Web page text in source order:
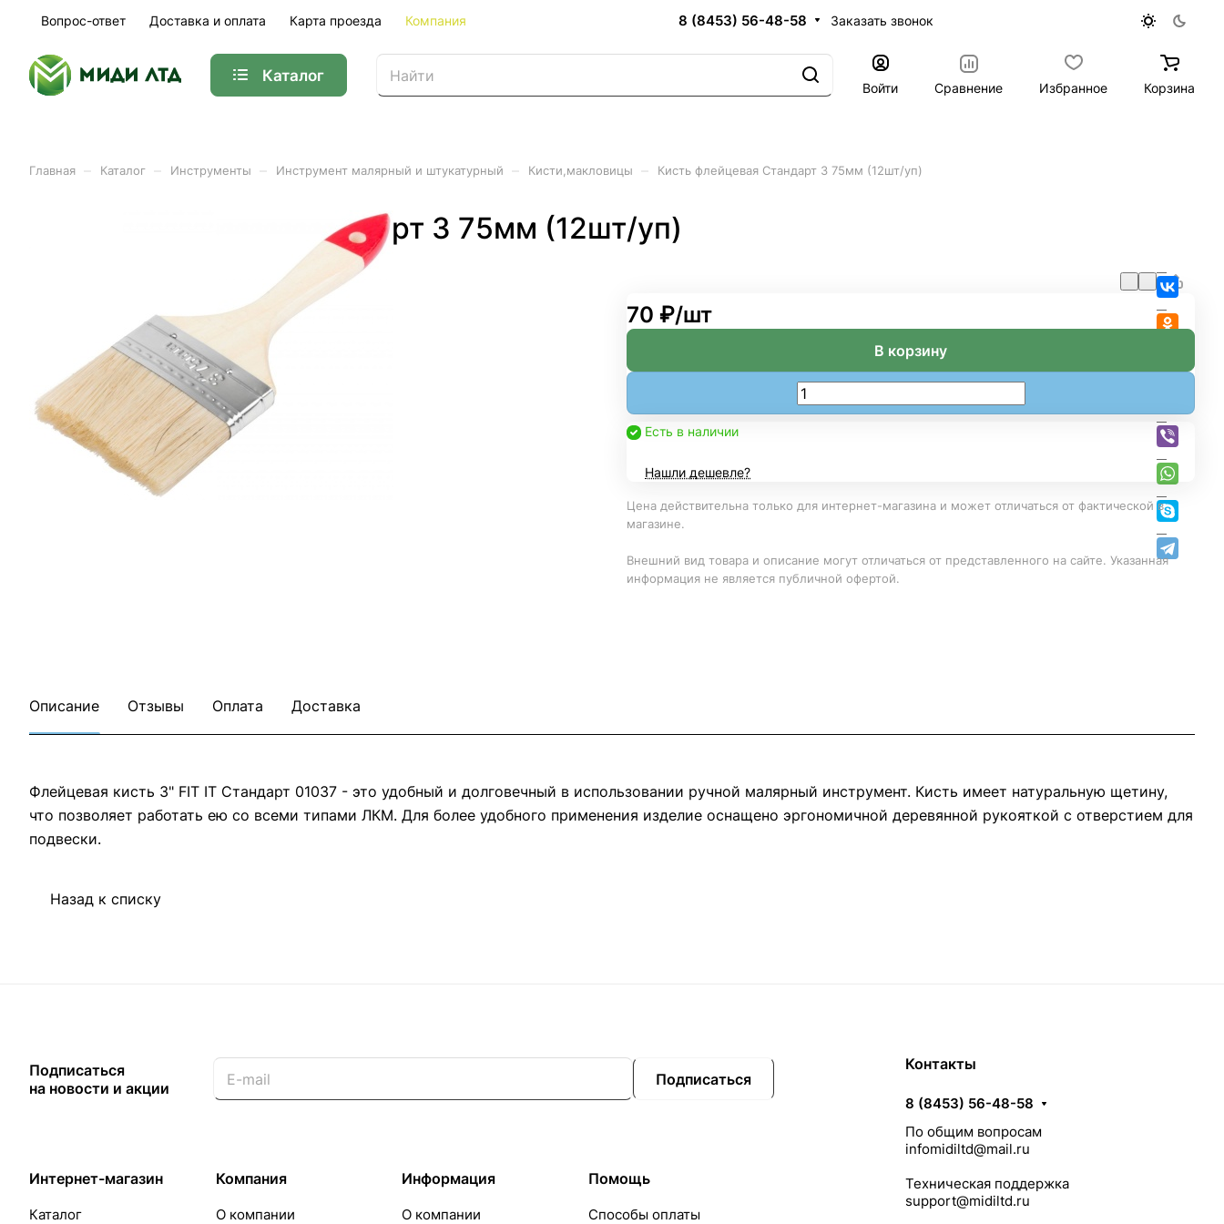
Вопрос-ответ Доставка и оплата Карта проезда Компания 8 (8453) 56-48-58 Заказать звонок
Каталог
Войти Сравнение Избранное Корзина
Главная Каталог Инструменты Инструмент малярный и штукатурный Кисти,макловицы Кисть флейцевая Стандарт 3 75мм (12шт/уп)
Кисть флейцевая Стандарт 3 75мм (12шт/уп)
Все товары категории
70 ₽/шт
В корзину
Есть в наличии
Нашли дешевле?
Цена действительна только для интернет-магазина и может отличаться от фактической в
магазине.
Внешний вид товара и описание могут отличаться от представленного на сайте. Указанная
информация не является публичной офертой.
Описание Отзывы Оплата Доставка
Флейцевая кисть 3" FIT IT Стандарт 01037 - это удобный и долговечный в использовании ручной малярный инструмент. Кисть имеет натуральную щетину,
что позволяет работать ею со всеми типами ЛКМ. Для более удобного применения изделие оснащено эргономичной деревянной рукояткой с отверстием для
подвески.
Назад к списку
Подписаться
на новости и акции
Подписаться
Интернет-магазин
Каталог
Компания
О компании
Информация
О компании
Помощь
Способы оплаты
Контакты
8 (8453) 56-48-58
По общим вопросам
infomidiltd@mail.ru
Техническая поддержка
support@midiltd.ru